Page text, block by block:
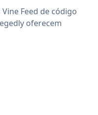
Feed de código
oferecem